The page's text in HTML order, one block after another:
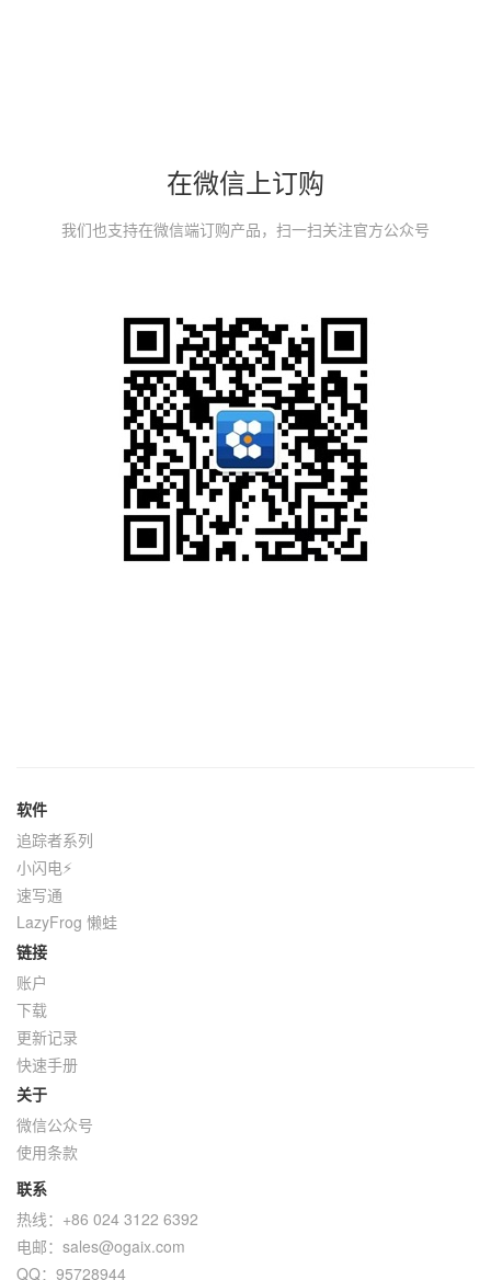
在微信上订购
我们也支持在微信端订购产品，扫一扫关注官方公众号
软件
追踪者系列
小闪电⚡
速写通
LazyFrog 懒蛙
链接
账户
下载
更新记录
快速手册
关于
微信公众号
使用条款
联系
热线：+86 024 3122 6392
电邮：sales@ogaix.com
QQ：95728944